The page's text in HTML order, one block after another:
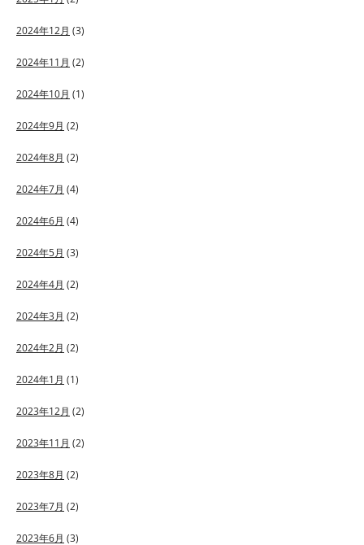
2024年12月 (3)
2024年11月 (2)
2024年10月 (1)
2024年9月 (2)
2024年8月 (2)
2024年7月 (4)
2024年6月 (4)
2024年5月 (3)
2024年4月 (2)
2024年3月 (2)
2024年2月 (2)
2024年1月 (1)
2023年12月 (2)
2023年11月 (2)
2023年8月 (2)
2023年7月 (2)
2023年6月 (3)